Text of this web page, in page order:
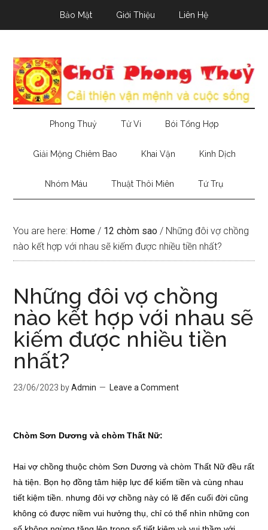
Bảo Mật Giới Thiệu Liên Hệ
Phong Thuỷ Tử Vi Bói Tổng Hợp
Giải Mộng Chiêm Bao Khai Vận Kinh Dịch
Nhóm Máu Thuật Thôi Miên Tứ Trụ
You are here: Home / 12 chòm sao / Những đôi vợ chồng
nào kết hợp với nhau sẽ kiếm được nhiều tiền nhất?
Những đôi vợ chồng
nào kết hợp với nhau sẽ
kiếm được nhiều tiền
nhất?
23/06/2023 byAdmin Leave a Comment
Chòm Sơn Dương và chòm Thất Nữ:
Hai vợ chồng thuộc chòm Sơn Dương và chòm Thất Nữ đều rất
hà tiện. Bọn họ đồng tâm hiệp lực để kiếm tiền và cùng nhau
tiết kiệm tiền. nhưng đôi vợ chồng này có lẽ đến cuối đời cũng
không có được niềm vui hưởng thụ, chỉ có thể nhìn những con